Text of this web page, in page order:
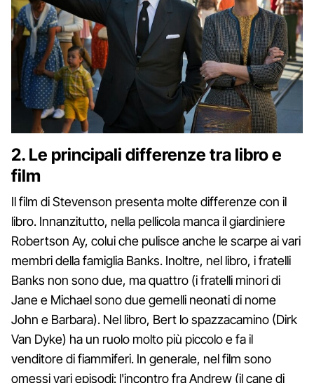
2. Le principali differenze tra libro e
film
Il film di Stevenson presenta molte differenze con il
libro. Innanzitutto, nella pellicola manca il giardiniere
Robertson Ay, colui che pulisce anche le scarpe ai vari
membri della famiglia Banks. Inoltre, nel libro, i fratelli
Banks non sono due, ma quattro (i fratelli minori di
Jane e Michael sono due gemelli neonati di nome
John e Barbara). Nel libro, Bert lo spazzacamino (Dirk
Van Dyke) ha un ruolo molto più piccolo e fa il
venditore di fiammiferi. In generale, nel film sono
omessi vari episodi: l'incontro fra Andrew (il cane di